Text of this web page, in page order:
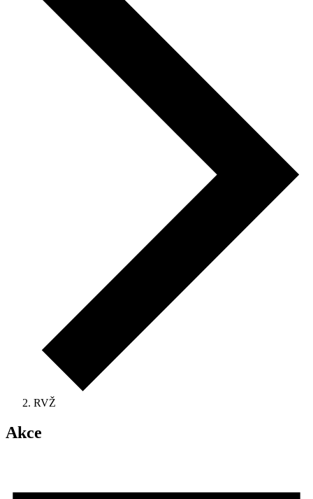
RVŽ
Akce